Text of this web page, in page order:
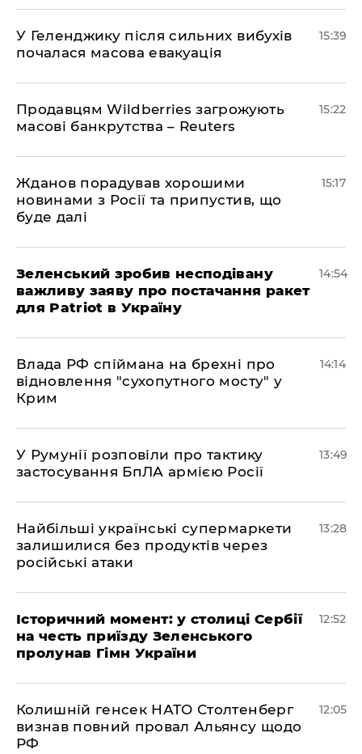
У Геленджику після сильних вибухів
почалася масова евакуація
15:39
Продавцям Wildberries загрожують
масові банкрутства – Reuters
15:22
Жданов порадував хорошими
новинами з Росії та припустив, що
буде далі
15:17
Зеленський зробив несподівану
важливу заяву про постачання ракет
для Patriot в Україну
14:54
Влада РФ спіймана на брехні про
відновлення "сухопутного мосту" у
Крим
14:14
У Румунії розповіли про тактику
застосування БпЛА армією Росії
13:49
Найбільші українські супермаркети
залишилися без продуктів через
російські атаки
13:28
Історичний момент: у столиці Сербії
на честь приїзду Зеленського
пролунав Гімн України
12:52
Колишній генсек НАТО Столтенберг
визнав повний провал Альянсу щодо
РФ
12:05